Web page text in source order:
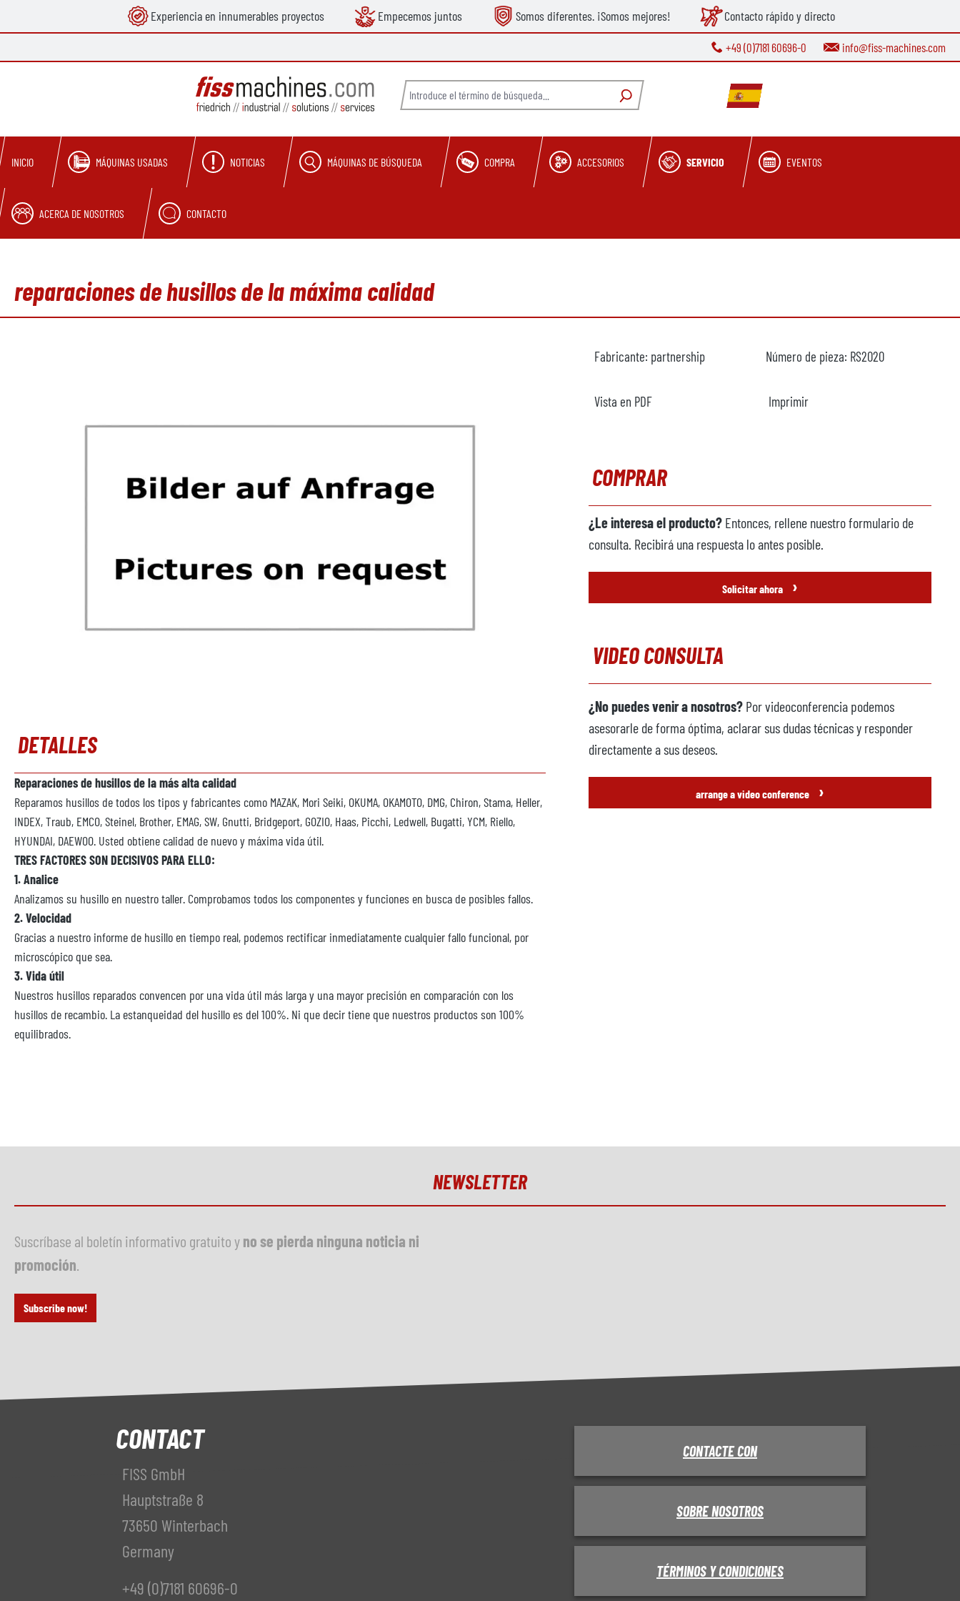
Saltar a la navegación principalExperiencia en innumerables proyectos Empecemos juntos Somos diferentes. ¡Somos mejores! Contacto rápido y directo
+49 (0)7181 60696-0 info@fiss-machines.com
INICIO MÁQUINAS USADAS NOTICIAS MÁQUINAS DE BÚSQUEDA COMPRA ACCESORIOS SERVICIO EVENTOS
ACERCA DE NOSOTROS CONTACTO
reparaciones de husillos de la máxima calidad
DETALLES
Reparaciones de husillos de la más alta calidad
Reparamos husillos de todos los tipos y fabricantes como MAZAK, Mori Seiki, OKUMA, OKAMOTO, DMG, Chiron, Stama, Heller,
INDEX, Traub, EMCO, Steinel, Brother, EMAG, SW, Gnutti, Bridgeport, GOZIO, Haas, Picchi, Ledwell, Bugatti, YCM, Riello,
HYUNDAI, DAEWOO. Usted obtiene calidad de nuevo y máxima vida útil.
TRES FACTORES SON DECISIVOS PARA ELLO:
1. Analice
Analizamos su husillo en nuestro taller. Comprobamos todos los componentes y funciones en busca de posibles fallos.
2. Velocidad
Gracias a nuestro informe de husillo en tiempo real, podemos rectificar inmediatamente cualquier fallo funcional, por
microscópico que sea.
3. Vida útil
Nuestros husillos reparados convencen por una vida útil más larga y una mayor precisión en comparación con los
husillos de recambio. La estanqueidad del husillo es del 100%. Ni que decir tiene que nuestros productos son 100%
equilibrados.
Fabricante: partnership Número de pieza: RS2020
Vista en PDF Imprimir
COMPRAR
¿Le interesa el producto? Entonces, rellene nuestro formulario de
consulta. Recibirá una respuesta lo antes posible.
Solicitar ahora ›
VIDEO CONSULTA
¿No puedes venir a nosotros? Por videoconferencia podemos
asesorarle de forma óptima, aclarar sus dudas técnicas y responder
directamente a sus deseos.
arrange a video conference ›
NEWSLETTER
Suscríbase al boletín informativo gratuito yno se pierda ninguna noticia ni
promoción
Subscribe now!
CONTACT
FISS GmbH
Hauptstraße 8
73650 Winterbach
Germany
+49 (0)7181 60696-0
CONTACTE CON
SOBRE NOSOTROS
TÉRMINOS Y CONDICIONES